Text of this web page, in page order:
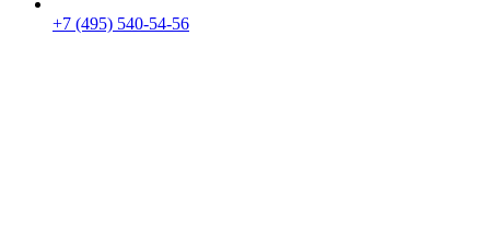
+7 (495) 540-54-56